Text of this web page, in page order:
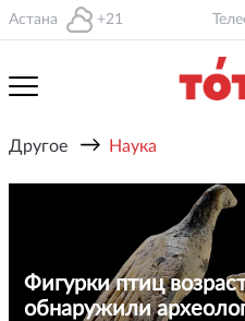
Астана +21
Другое → Наука
Фигурки птиц
обнаружили